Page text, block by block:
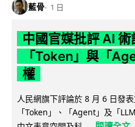
藍骨 1 日
中國官媒批評 AI
「Token」與「
權
人民網旗下評論於 8 月 6 日發
「Token」、「Agent」及「